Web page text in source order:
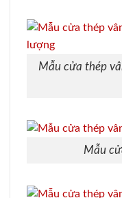
Mẫu cửa thép
Mẫu